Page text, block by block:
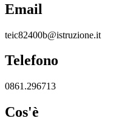
Email
teic82400b@istruzione.it
Telefono
0861.296713
Cos'è